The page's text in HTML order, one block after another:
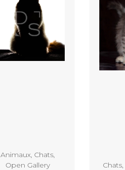
Animaux, Chats,
Open Gallery
Chats,